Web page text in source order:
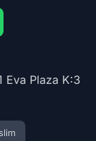
Eva Plaza K:3